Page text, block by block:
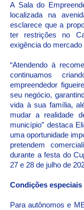
A Sala do
localizada na
esclarece que a
ter restrições no
exigência do mercado
“Atendendo à
continuamos
empreendedor
seu negócio,
vida à sua família,
mudar a realidade
município” destaca
uma oportunidade
pretendem
durante a festa do
27 e 28 de julho de
Condições especiais
Para autônomos e